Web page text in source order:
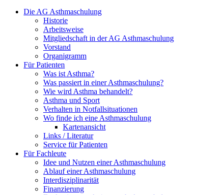
Die AG Asthmaschulung
Historie
Arbeitsweise
Mitgliedschaft in der AG Asthmaschulung
Vorstand
Organigramm
Für Patienten
Was ist Asthma?
Was passiert in einer Asthmaschulung?
Wie wird Asthma behandelt?
Asthma und Sport
Verhalten in Notfallsituationen
Wo finde ich eine Asthmaschulung
Kartenansicht
Links / Literatur
Service für Patienten
Für Fachleute
Idee und Nutzen einer Asthmaschulung
Ablauf einer Asthmaschulung
Interdisziplinarität
Finanzierung